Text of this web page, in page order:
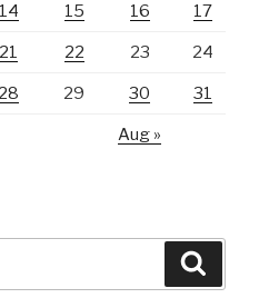
14 15 16 17
21 22 23 24
28 29 30 31
Aug »